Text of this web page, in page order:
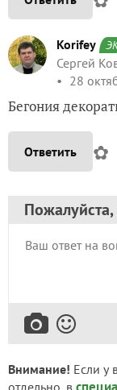
Korifey
Сергей
28
Бегония
Ответить ✿
Внимание! Если у
отдельно, в